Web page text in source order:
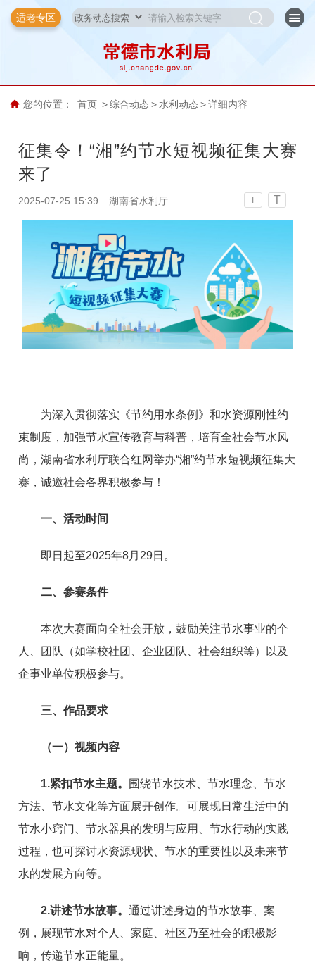
适老专区
您的位置： 首页 > 综合动态 > 水利动态 > 详细内容
征集令！“湘”约节水短视频征集大赛
来了
2025-07-25 15:39 湖南省水利厅 T T
为深入贯彻落实《节约用水条例》和水资源刚性约
束制度，加强节水宣传教育与科普，培育全社会节水风
尚，湖南省水利厅联合红网举办“湘”约节水短视频征集大
赛，诚邀社会各界积极参与！
一、活动时间
即日起至2025年8月29日。
二、参赛条件
本次大赛面向全社会开放，鼓励关注节水事业的个
人、团队（如学校社团、企业团队、社会组织等）以及
企事业单位积极参与。
三、作品要求
（一）视频内容
1.紧扣节水主题。
围绕节水技术、节水理念、节水
方法、节水文化等方面展开创作。可展现日常生活中的
节水小窍门、节水器具的发明与应用、节水行动的实践
过程，也可探讨水资源现状、节水的重要性以及未来节
水的发展方向等。
2.讲述节水故事。通过讲述身边的节水故事、案
例，展现节水对个人、家庭、社区乃至社会的积极影
响，传递节水正能量。